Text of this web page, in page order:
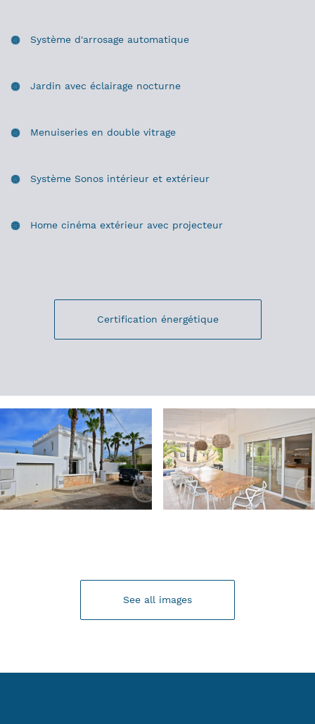
Système d'arrosage automatique
Jardin avec éclairage nocturne
Menuiseries en double vitrage
Système Sonos intérieur et extérieur
Home cinéma extérieur avec projecteur
Certification énergétique
See all images